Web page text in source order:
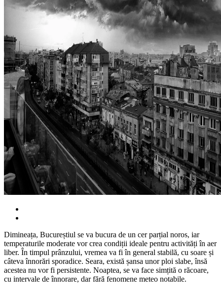
Dimineața, Bucureștiul se va bucura de un cer parțial noros, iar
temperaturile moderate vor crea condiții ideale pentru activități în aer
liber. În timpul prânzului, vremea va fi în general stabilă, cu soare și
câteva înnorări sporadice. Seara, există șansa unor ploi slabe, însă
acestea nu vor fi persistente. Noaptea, se va face simțită o răcoare,
cu intervale de înnorare, dar fără fenomene meteo notabile.